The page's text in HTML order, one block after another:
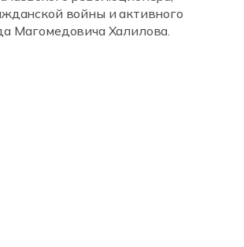
войны и активного
Магомедовича Халилова.